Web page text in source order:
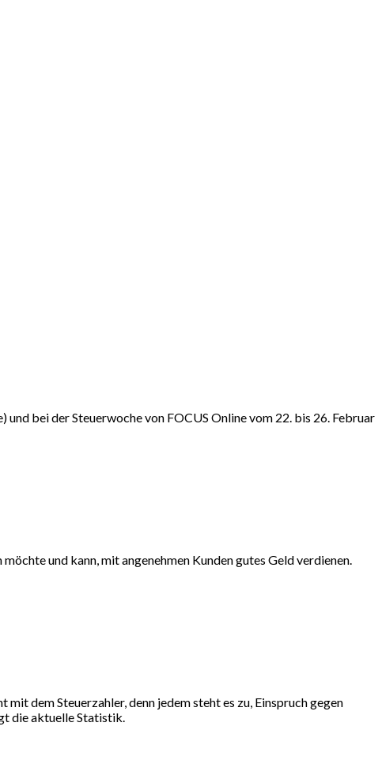
bei der Steuerwoche von FOCUS Online vom 22. bis 26. Februar
und kann, mit angenehmen Kunden gutes Geld verdienen.
dem Steuerzahler, denn jedem steht es zu, Einspruch gegen
die aktuelle Statistik.